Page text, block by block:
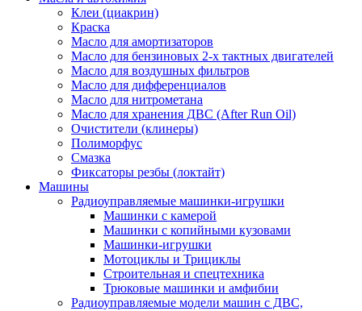
Клеи (циакрин)
Краска
Масло для амортизаторов
Масло для бензиновых 2-х тактных двигателей
Масло для воздушных фильтров
Масло для дифференциалов
Масло для нитрометана
Масло для хранения ДВС (After Run Oil)
Очистители (клинеры)
Полиморфус
Смазка
Фиксаторы резбы (локтайт)
Машины
Радиоуправляемые машинки-игрушки
Машинки с камерой
Машинки с копийными кузовами
Машинки-игрушки
Мотоциклы и Трициклы
Строительная и спецтехника
Трюковые машинки и амфибии
Радиоуправляемые модели машин с ДВС,